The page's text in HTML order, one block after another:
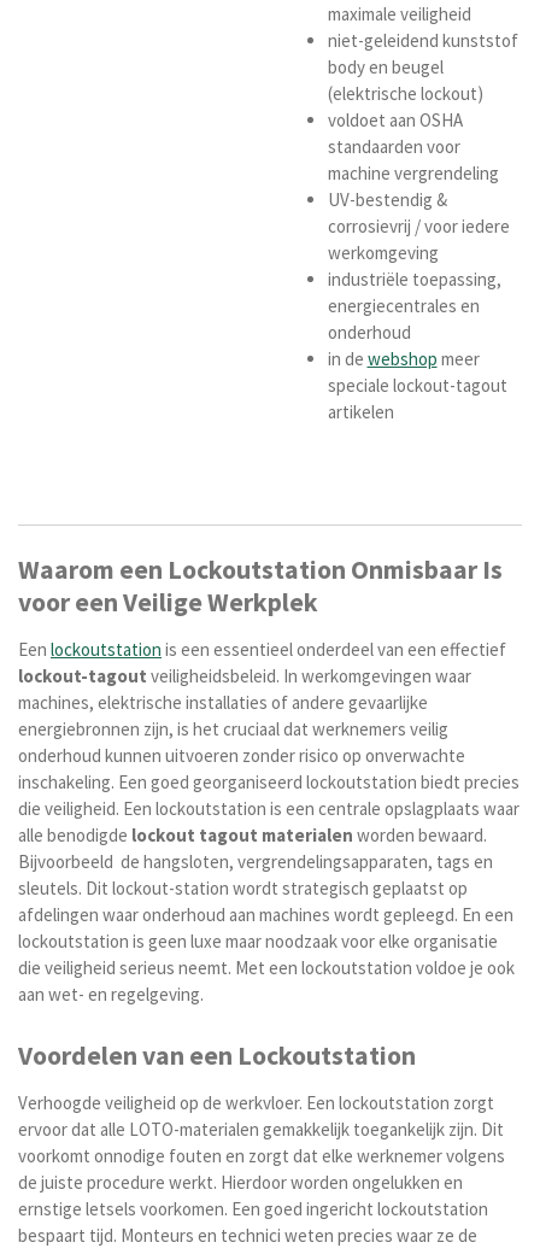
maximale veiligheid
niet-geleidend kunststof
body en beugel
(elektrische lockout)
voldoet aan OSHA
standaarden voor
machine vergrendeling
UV-bestendig &
corrosievrij / voor iedere
werkomgeving
industriële toepassing,
energiecentrales en
onderhoud
in de webshop meer
speciale lockout-tagout
artikelen
Waarom een Lockoutstation Onmisbaar Is
voor een Veilige Werkplek
Een lockoutstation is een essentieel onderdeel van een effectief
lockout-tagout veiligheidsbeleid. In werkomgevingen waar
machines, elektrische installaties of andere gevaarlijke
energiebronnen zijn, is het cruciaal dat werknemers veilig
onderhoud kunnen uitvoeren zonder risico op onverwachte
inschakeling. Een goed georganiseerd lockoutstation biedt precies
die veiligheid. Een lockoutstation is een centrale opslagplaats waar
alle benodigde lockout tagout materialen worden bewaard.
Bijvoorbeeld de hangsloten, vergrendelingsapparaten, tags en
sleutels. Dit lockout-station wordt strategisch geplaatst op
afdelingen waar onderhoud aan machines wordt gepleegd. En een
lockoutstation is geen luxe maar noodzaak voor elke organisatie
die veiligheid serieus neemt. Met een lockoutstation voldoe je ook
aan wet- en regelgeving.
Voordelen van een Lockoutstation
Verhoogde veiligheid op de werkvloer. Een lockoutstation zorgt
ervoor dat alle LOTO-materialen gemakkelijk toegankelijk zijn. Dit
voorkomt onnodige fouten en zorgt dat elke werknemer volgens
de juiste procedure werkt. Hierdoor worden ongelukken en
ernstige letsels voorkomen. Een goed ingericht lockoutstation
bespaart tijd. Monteurs en technici weten precies waar ze de